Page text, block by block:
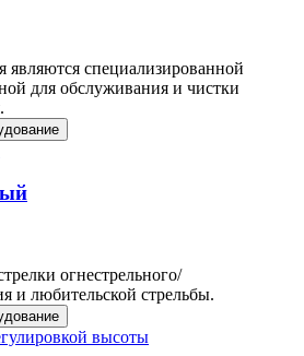
являются специализированной
для обслуживания и чистки
огнестрельного/
и любительской стрельбы.